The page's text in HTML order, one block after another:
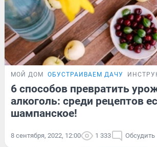
МОЙ ДОМ ОБУСТРАИВАЕМ ДАЧУ
6 способов превратить
алкоголь: среди рецептов
шампанское!
8 сентября, 2022, 12:00 1 333 Обсудить